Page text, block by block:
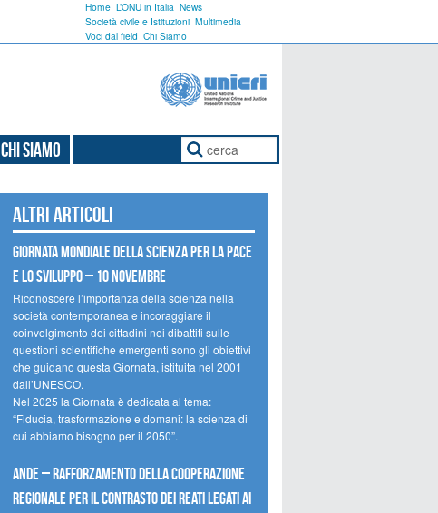
Home L’ONU in Italia News
Società civile e Istituzioni Multimedia
Voci dal field Chi Siamo
Chi Siamo
Altri articoli
Giornata mondiale della scienza per la pace
e lo sviluppo – 10 novembre
Riconoscere l’importanza della scienza nella
società contemporanea e incoraggiare il
coinvolgimento dei cittadini nei dibattiti sulle
questioni scientifiche emergenti sono gli obiettivi
che guidano questa Giornata, istituita nel 2001
dall’UNESCO.
Nel 2025 la Giornata è dedicata al tema:
“Fiducia, trasformazione e domani: la scienza di
cui abbiamo bisogno per il 2050”.
Ande – Rafforzamento della cooperazione
regionale per il contrasto dei reati legati ai